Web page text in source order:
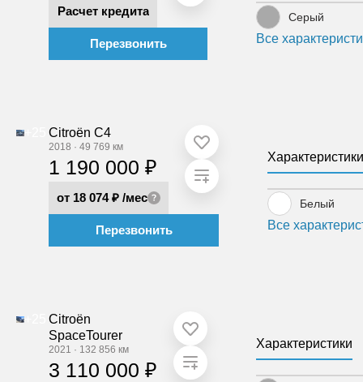
Серый
Все
Расчет кредита
Перезвонить
Характеристики
Белый
Все
Citroën C4
2018 · 49 769 км
1 190 000 ₽
от 18 074 ₽ /мес
Перезвонить
Характеристики
Citroën
SpaceTourer
2021 · 132 856 км
3 110 000 ₽